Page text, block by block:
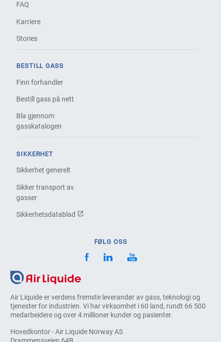
Air Liquide er verdens fremste leverandør av gass, teknologi og
tjenester for industrien. Vi har virksomhet i 60 land, rundt 66 500
medarbeidere og over 4 millioner kunder og pasienter.
Hovedkontor - Air Liquide Norway AS
FAQ
Karriere
Stories
BESTILL GASS
Finn forhandler
Bestill gass på nett
Bla gjennom
gasskatalogen
SIKKERHET
Sikkerhet generelt
Sikker transport av
gasser
Sikkerhetsdatablad
FØLG OSS